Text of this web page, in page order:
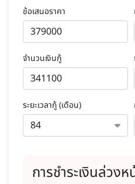
ข้อเสนอราคา
จำนวนเงินกู้
ระยะเวลากู้ (เดือน)
การชำระเงินล่วงห